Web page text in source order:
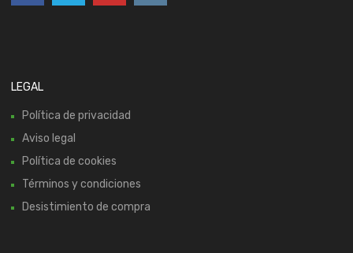
LEGAL
Política de privacidad
Aviso legal
Política de cookies
Términos y condiciones
Desistimiento de compra